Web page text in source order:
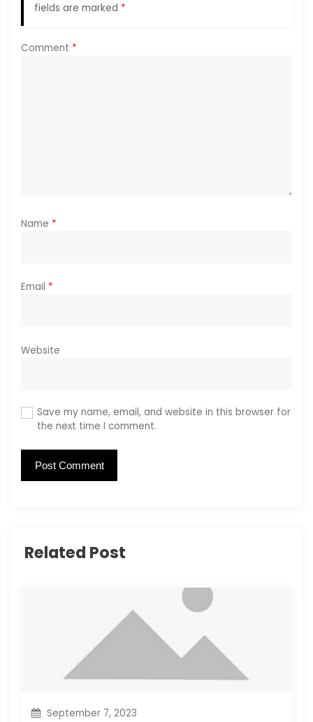
t
fields are marked *
Comment *
Name *
Email *
Website
Save my name, email, and website in this browser for
the next time I comment.
Related Post
September 7, 2023